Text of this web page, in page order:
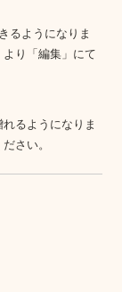
るようになりま
り「編集」にて
るようになりま
さい。